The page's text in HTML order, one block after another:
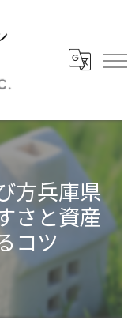
方兵庫県
さと資産
コツ